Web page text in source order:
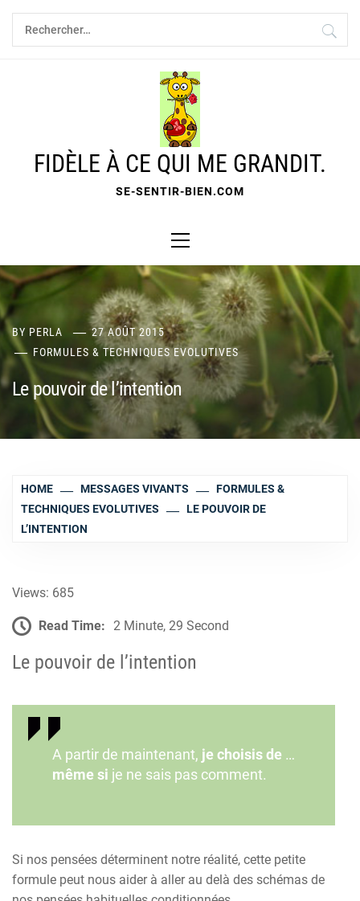
Skip
content
Rechercher :
FIDÈLE À CE QUI ME GRANDIT.
SE-SENTIR-BIEN.COM
Menu
BY PERLA
27 AOÛT 2015
FORMULES & TECHNIQUES EVOLUTIVES
Le pouvoir de l’intention
HOME MESSAGES VIVANTS
FORMULES &
TECHNIQUES EVOLUTIVES
LE POUVOIR DE
L’INTENTION
Views: 685
Read Time: 2 Minute, 29 Second
Le pouvoir de l’intention
A partir de maintenant, je choisis de …
même si je ne sais pas comment.
Si nos pensées déterminent notre réalité, cette petite
formule peut nous aider à aller au delà des schémas de